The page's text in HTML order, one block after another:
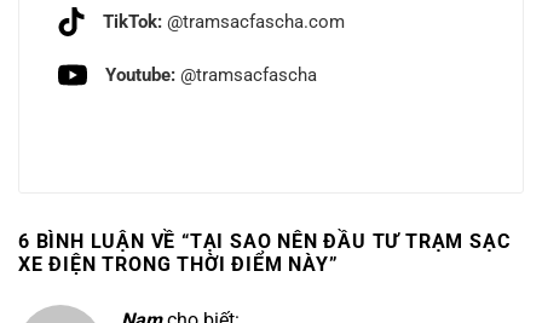
TikTok: @tramsacfascha.com
Youtube: @tramsacfascha
6 BÌNH LUẬN VỀ “TẠI SAO NÊN ĐẦU TƯ TRẠM SẠC
XE ĐIỆN TRONG THỜI ĐIỂM NÀY”